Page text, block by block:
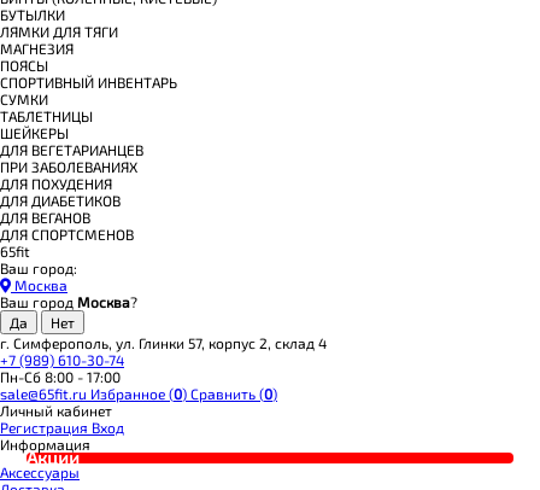
БУТЫЛКИ
ЛЯМКИ ДЛЯ ТЯГИ
МАГНЕЗИЯ
ПОЯСЫ
СПОРТИВНЫЙ ИНВЕНТАРЬ
СУМКИ
ТАБЛЕТНИЦЫ
ШЕЙКЕРЫ
ДЛЯ ВЕГЕТАРИАНЦЕВ
ПРИ ЗАБОЛЕВАНИЯХ
ДЛЯ ПОХУДЕНИЯ
ДЛЯ ДИАБЕТИКОВ
ДЛЯ ВЕГАНОВ
ДЛЯ СПОРТСМЕНОВ
65fit
Ваш город:
Москва
Ваш город Москва?
г. Симферополь, ул. Глинки 57, корпус 2, склад 4
+7 (989) 610-30-74
Пн-Сб 8:00 - 17:00
sale@65fit.ru Избранное (0) Сравнить (0)
Личный кабинет
Регистрация Вход
Информация
Акции
Аксессуары